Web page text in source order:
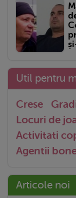
Util pentru
Crese
Locuri de
Activitati
Agentii
Articole noi